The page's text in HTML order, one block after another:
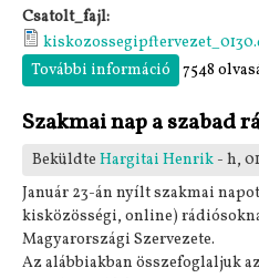
Csatolt_fajl:
További információ NMHH
2015 -
7548
Szakmai nap a szabad
Beküldte Hargitai Henrik - h,
Január 23-án nyílt szakmai
kisközösségi, online)
Magyarországi Szervezete.
Az alábbiakban összefoglaljuk